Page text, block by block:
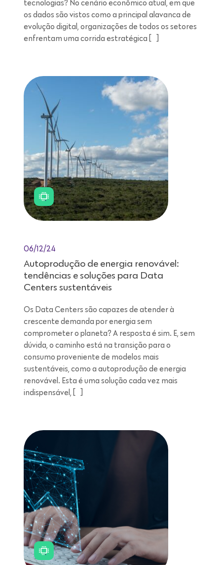
tecnologias? No cenário econômico atual, em que
os dados são vistos como a principal alavanca de
evolução digital, organizações de todos os setores
enfrentam uma corrida estratégica […]
06/12/24
Autoprodução de energia renovável:
tendências e soluções para Data
Centers sustentáveis
Os Data Centers são capazes de atender à
crescente demanda por energia sem
comprometer o planeta? A resposta é sim. E, sem
dúvida, o caminho está na transição para o
consumo proveniente de modelos mais
sustentáveis, como a autoprodução de energia
renovável. Esta é uma solução cada vez mais
indispensável, […]